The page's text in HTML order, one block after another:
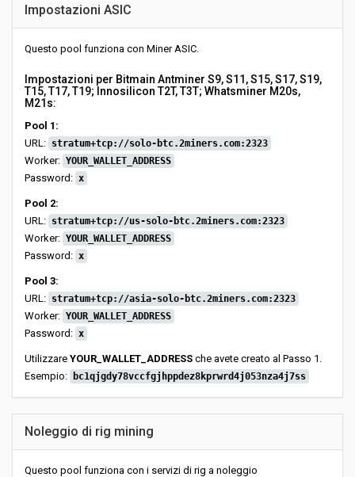
Impostazioni ASIC
Questo pool funziona con Miner ASIC.
Impostazioni per Bitmain Antminer S9, S11, S15, S17, S19,
T15, T17, T19; Innosilicon T2T, T3T; Whatsminer M20s,
M21s:
Pool 1:
URL: stratum+tcp://solo-btc.2miners.com:2323
Worker: YOUR_WALLET_ADDRESS
Password: x
Pool 2:
URL: stratum+tcp://us-solo-btc.2miners.com:2323
Worker: YOUR_WALLET_ADDRESS
Password: x
Pool 3:
URL: stratum+tcp://asia-solo-btc.2miners.com:2323
Worker: YOUR_WALLET_ADDRESS
Password: x
Utilizzare YOUR_WALLET_ADDRESS che avete creato al Passo 1.
Esempio:
bc1qjgdy78vccfgjhppdez8kprwrd4j053nza4j7ss
Noleggio di rig mining
Questo pool funziona con i servizi di rig a noleggio